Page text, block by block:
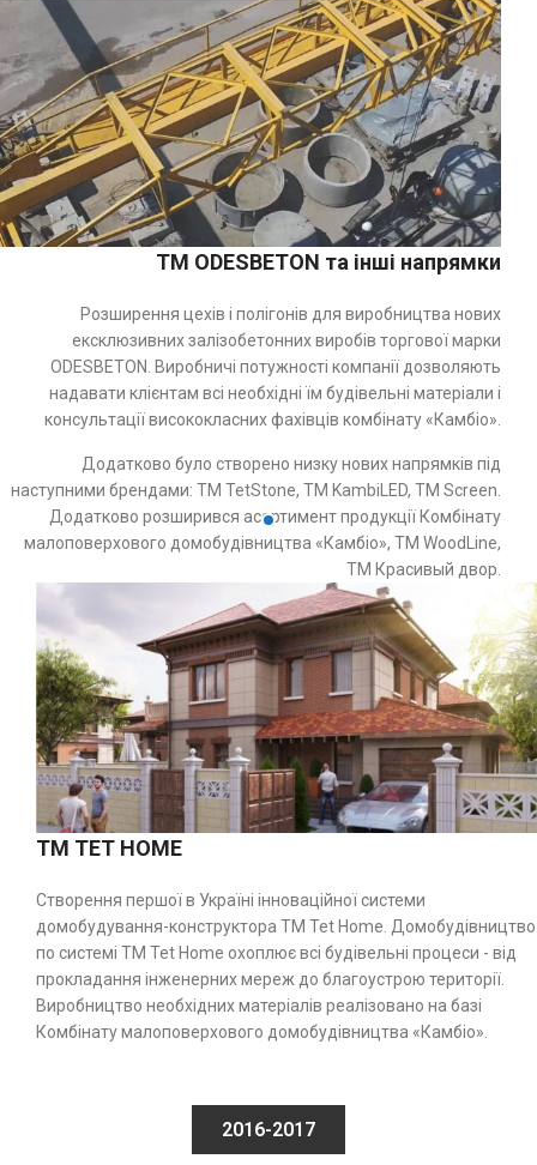
TM ODESBETON та інші напрямки
Розширення цехів і полігонів для виробництва нових
ексклюзивних залізобетонних виробів торгової марки
ODESBETON. Виробничі потужності компанії дозволяють
надавати клієнтам всі необхідні їм будівельні матеріали і
консультації висококласних фахівців комбінату «Камбіо».
Додатково було створено низку нових напрямків під
наступними брендами: ТМ TetStone, ТМ KambiLED, ТМ Screen.
Додатково розширився асортимент продукції Комбінату
малоповерхового домобудівництва «Камбіо», ТМ WoodLine,
ТМ Красивый двор.
TM TET HOME
Створення першої в Україні інноваційної системи
домобудування-конструктора ТМ Tet Home. Домобудівництво
по системі ТМ Tet Home охоплює всі будівельні процеси - від
прокладання інженерних мереж до благоустрою території.
Виробництво необхідних матеріалів реалізовано на базі
Комбінату малоповерхового домобудівництва «Камбіо».
2016-2017